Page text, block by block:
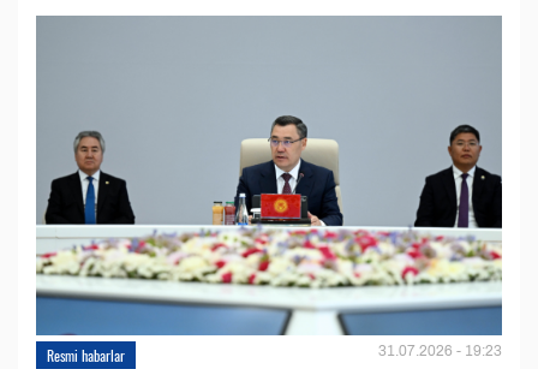
Resmi habarlar 31.07.2026 - 19:23